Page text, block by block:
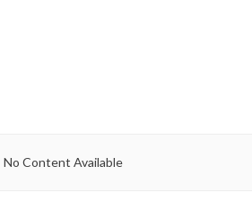
No Content Available